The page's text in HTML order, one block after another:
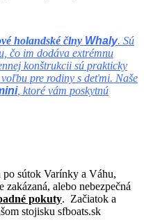
holandské člny Whaly. Sú
čo im dodáva extrémnu
konštrukcii sú prakticky
pre rodiny s deťmi. Naše
, ktoré vám poskytnú
po sútok Varínky a Váhu,
alebo nebezpečná
pokuty. Začiatok a
stojisku sfboats.sk